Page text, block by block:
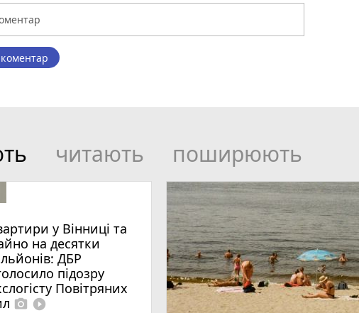
читають поширюють
у Вінниці та
на десятки
ДБР
підозру
Повітряних
photo_camera play_circle_filled